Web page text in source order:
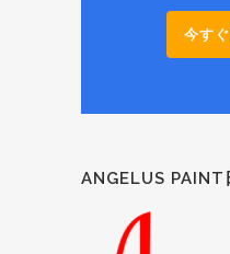
今す
ANGELUS PAINT